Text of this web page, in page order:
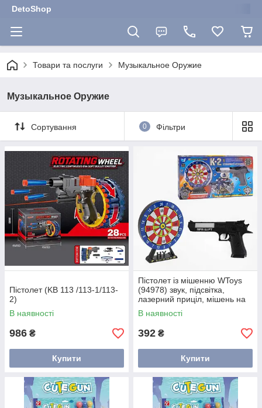
DetoShop
Товари та послуги Музыкальное Оружие
Музыкальное Оружие
Сортування 0 Фільтри
Пістолет (KB 113 /113-1/113-
2)
В наявності
986 ₴
Купити
Пістолет із мішенню WToys
(94978) звук, підсвітка,
лазерний приціл, мішень на
батарейках
В наявності
392 ₴
Купити